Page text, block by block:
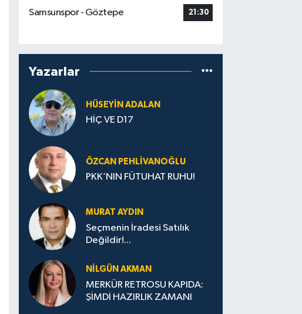
Samsunspor - Göztepe
21:30
Yazarlar
HÜSEYIN ADALAN
HİÇ VE D17
ÖZCAN PEHLIVANOĞLU
PKK’NIN FÜTUHAT RUHU!
MURAT AYDIN
Seçmenin İradesi Satılık
Değildir!...
NILGÜN AKMAN
MERKÜR RETROSU KAPIDA:
ŞİMDİ HAZIRLIK ZAMANI